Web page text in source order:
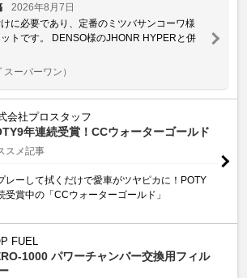
2026年8月7日
に必要であり、定番のミツバサンコーワ様
トです。 DENSO様のJHONR HYPERと併
スーパーワン）
会社プロスタッフ
年連続受賞！CCウォーターゴールド
スメ記事
レーして拭くだけで愛車がツヤピカに！POTY
受賞中の「CCウォーターゴールド」
FUEL
1000 パワーチャンバー交換用フィル